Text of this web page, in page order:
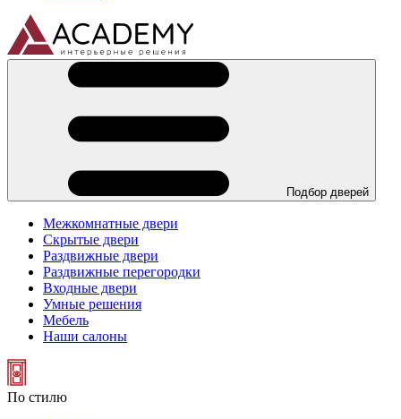
Подбор дверей
Межкомнатные двери
Скрытые двери
Раздвижные двери
Раздвижные перегородки
Входные двери
Умные решения
Мебель
Наши салоны
По стилю